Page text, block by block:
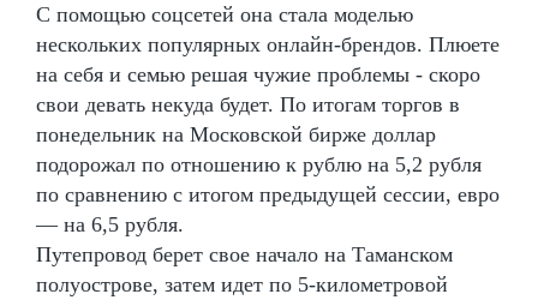
С помощью соцсетей она стала моделью
нескольких популярных онлайн-брендов. Плюете
на себя и семью решая чужие проблемы - скоро
свои девать некуда будет. По итогам торгов в
понедельник на Московской бирже доллар
подорожал по отношению к рублю на 5,2 рубля
по сравнению с итогом предыдущей сессии, евро
— на 6,5 рубля.
Путепровод берет свое начало на Таманском
полуострове, затем идет по 5-километровой